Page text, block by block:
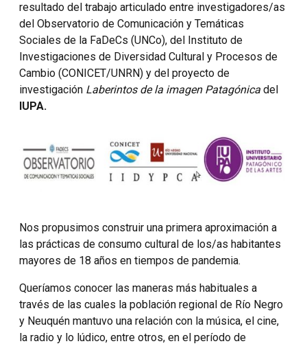
resultado del trabajo articulado entre investigadores/as
del Observatorio de Comunicación y Temáticas
Sociales de la FaDeCs (UNCo), del Instituto de
Investigaciones de Diversidad Cultural y Procesos de
Cambio (CONICET/UNRN) y del proyecto de
investigación Laberintos de la imagen Patagónica del
IUPA.
Nos propusimos construir una primera aproximación a
las prácticas de consumo cultural de los/as habitantes
mayores de 18 años en tiempos de pandemia.
Queríamos conocer las maneras más habituales a
través de las cuales la población regional de Río Negro
y Neuquén mantuvo una relación con la música, el cine,
la radio y lo lúdico, entre otros, en el período de